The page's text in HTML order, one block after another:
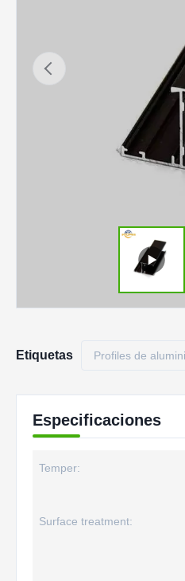
Etiquetas Profiles de
Especificaciones
Temper:
Surface treatment: